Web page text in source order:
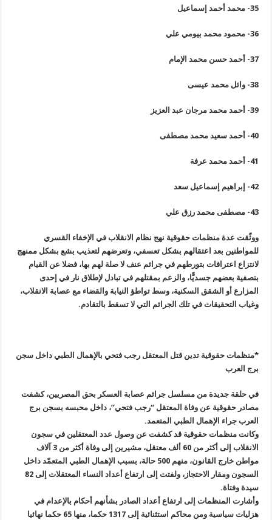
35- محمد أحمد إسماعيل
36- محمود محمد بيومي علي
37- أحمد حسن محمد الإمام
38- وائل محمد عيسى
39- أحمد محمد مرجان عبد العزيز
40- أحمد سعيد محمد مصطفى
41- أحمد محمد عرفة
42- إبراهيم إسماعيل سعد
43- مصطفى محمد رزق علي
ووثّقت عدة منظمات حقوقية نهج نظام الانقلاب في الإخفاء القسري
للمواطنين بعد اعتقالهم بشكل تعسفي، وتعرضهم لتعذيب بشع بشكل ممنهج
لانتزاع اعترافات بتورطهم في جرائم عنف لا صلة لهم بها، فضلا عن القيام
بتصفية بعضهم جسديًّا، والزعم بمقتلهم في تبادل لإطلاق نار في إحدى
المزارع أو الشقق السكنية، وسط تواطؤ النيابة والقضاء مع عصابة الانقلاب،
وغياب التحقيقات في تلك الجرائم التي لا تسقط بالتقادم.
*منظمات حقوقية تدين قتل المعتقل رجب فتحي بالإهمال الطبي داخل سجن
برج العرب
في حلقة جديدة من مسلسل جرائم عصابة العسكر بحق المصريين، كشفت
مصادر حقوقية عن وفاة المعتقل “رجب فتحي”، داخل محبسه بسجن برج
العرب جراء الإهمال الطبي المتعمد.
وكانت منظمات حقوقية قد كشفت عن وصول عدد المعتقلين في سجون
الانقلاب إلى أكثر من 60 ألف معتقل، مشيرين إلى وفاة أكثر من 3 آلاف
مواطن خارج القانون، منهم 500 حالة، بسبب الإهمال الطبي المتعمّد داخل
السجون ومقار الاحتجاز، ولفتت إلى ارتفاع أعداد النساء المعتقلات إلى 82
سيدة وفتاة.
وأشارت المنظمات إلى ارتفاع أعداد الصادر بشأنهم أحكام بالإعدام في
هزليات سياسية ومن محاكم استثنائية إلى 1317 حكما، منها 65 حكما نهائيا